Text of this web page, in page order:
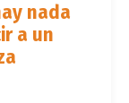
nada
a un